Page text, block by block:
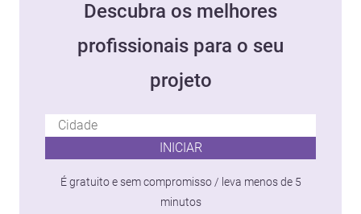
Descubra os melhores
profissionais para o seu
projeto
INICIAR
É gratuito e sem compromisso / leva menos de 5
minutos